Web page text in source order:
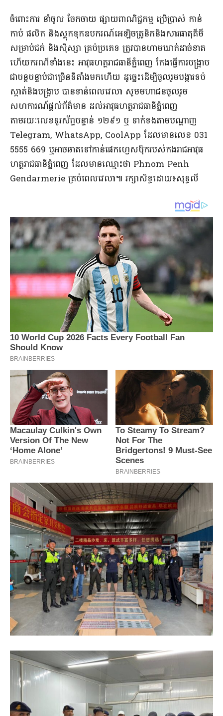
ចំពោះការ នាំចូល ចែកចាយ ផ្សាយពាណិជ្ជកម្ម ប្រើប្រាស់ កាន់
កាប់ ផលិត និងស្តុកទុកឧបករណ៍អេឡិចត្រូនិកនិងសារធាតុគីមី
សម្រាប់ជក់ និងស៊ីស្សា គ្រប់ប្រភេទ ត្រូវបានហាមឃាត់ដាច់ខាត
ហើយករណីទាំងនេះ អាវុធហត្ថរាជធានីភ្នំពេញ តែងធ្វើការបង្ក្រាប
ជាបន្តបន្ទាប់ជាច្រើនទីតាំងមកហើយ ដូច្នេះដើម្បីចូលរួមបង្ការទប់
ស្កាត់និងបង្ក្រាប បានទាន់ពេលវេលា សូមមហាជនចូលរួម
សហការណ៍ផ្តល់ព័ត៌មាន ដល់អាវុធហត្ថរាជធានីភ្នំពេញ
តាមរយៈលេខទូរស័ព្ទបន្ទាន់ ១២៩១ ឬ ទាក់ទងតាមបណ្តាញ
Telegram, WhatsApp, CoolApp ដែលមានលេខ 031
5555 669 ឬអាចឆាតទៅកាន់ផេកហ្វេសប៊ុករបស់កងរាជអាវុធ
ហត្ថរាជធានីភ្នំពេញ ដែលមានឈ្មោះថា Phnom Penh
Gendarmerie គ្រប់ពេលវេលា៕ រក្សាសិទ្ធដោយ៖សុទ្ធលី